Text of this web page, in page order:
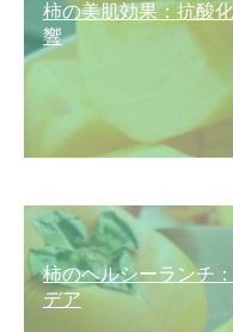
柿の美肌効果：抗酸
響
柿のヘルシーランチ
デア